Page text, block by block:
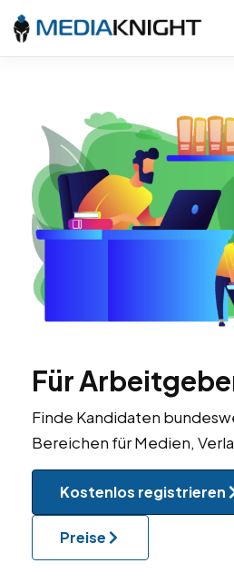
Für
Finde Kandidaten
Bereichen für Medien,
Kostenlos registrieren
Preise